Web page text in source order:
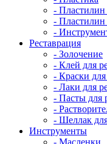
- Пластилин
- Пластилин
-
Реставрация
- Золочение
- Клей для
- Краски
- Лаки для
- Пасты для
-
- Шеллак
Инструменты
- Масленки